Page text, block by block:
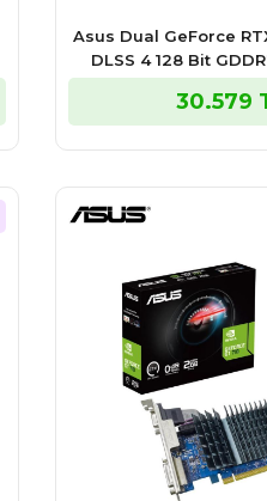
Asus Dual GeForce
DLSS 4 128 Bit
30.579